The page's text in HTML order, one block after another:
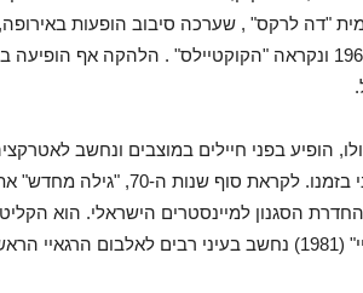
"דה לרקס" , שערכה סיבוב הופעות באירופה,
סולו, הופיע בפני חיילים במוצבים ונחשב
הווקאלי הייחודי שהיה חדשני